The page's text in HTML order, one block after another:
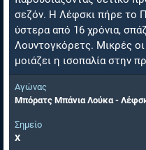
σεζόν. Η Λέφσκι πήρε το
ύστερα από 16 χρόνια,
Λουντογκόρετς. Μικρές
μοιάζει η ισοπαλία στην
Αγώνας
Μπόρατς Μπάνια Λούκα -
Σημείο
Χ